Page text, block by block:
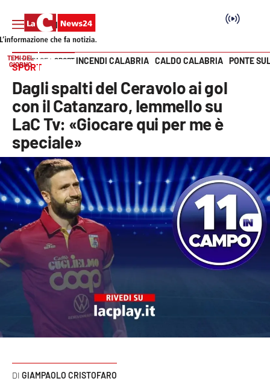
SEZIONI
Cronaca
Politica
Attualità
Economia e lavoro
Italia Mondo
Sanità
Sport
Cultura
Podcast
Vai
TEMI DEL
GIORNO
INCENDI CALABRIA CALDO CALABRIA PONTE
HOME PAGE SPORT
SPORT
Dagli spalti del Ceravolo ai gol
con il Catanzaro, Iemmello su
LaC Tv: «Giocare qui per me è
speciale»
GIAMPAOLO CRISTOFARO